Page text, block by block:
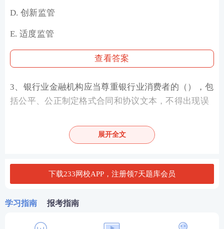
D. 创新监管
E. 适度监管
查看答案
3、银行业金融机构应当尊重银行业消费者的（），包
括公平、公正制定格式合同和协议文本，不得出现误
C. 公平交易权
D. 自主选择权
查看答案
展开全文
下载233网校APP，注册领7天题库会员
学习指南 报考指南